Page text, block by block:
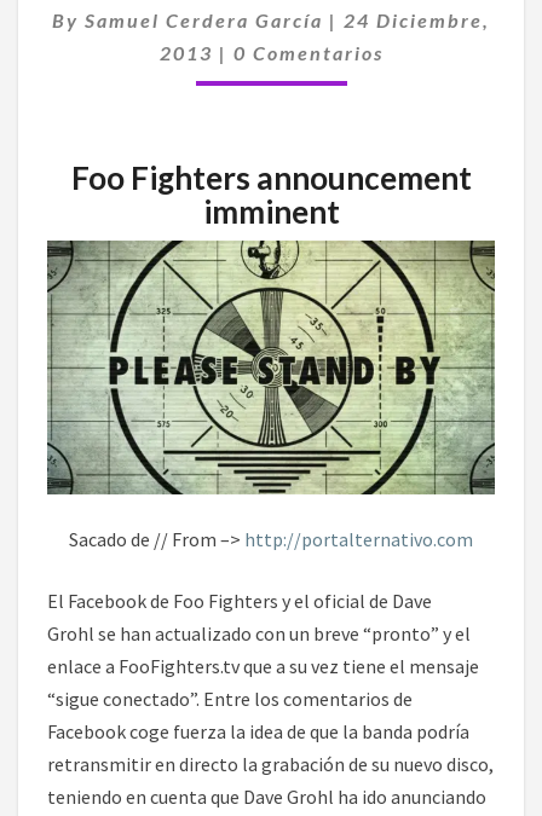
By Samuel Cerdera García | 24 Diciembre,
2013 | Comentarios
0 Comentarios
Foo Fighters announcement
imminent
Sacado de // From –> http://portalternativo.com
El Facebook de Foo Fighters y el oficial de Dave
Grohl se han actualizado con un breve “pronto” y el
enlace a FooFighters.tv que a su vez tiene el mensaje
“sigue conectado”. Entre los comentarios de
Facebook coge fuerza la idea de que la banda podría
retransmitir en directo la grabación de su nuevo disco,
teniendo en cuenta que Dave Grohl ha ido anunciando